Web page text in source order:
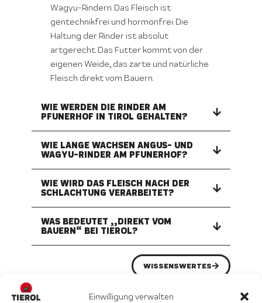
Einwilligung verwalten
Wagyu-Rindern. Das Fleisch ist
gentechnikfrei und hormonfrei. Die
Haltung der Rinder ist absolut
artgerecht. Das Futter kommt von der
eigenen Weide, das zarte und natürliche
Fleisch direkt vom Bauern.
WIE WERDEN DIE RINDER AM
PFUNERHOF IN TIROL GEHALTEN?
WIE LANGE WACHSEN ANGUS- UND
WAGYU-RINDER AM PFUNERHOF?
WIE WIRD DAS FLEISCH NACH DER
SCHLACHTUNG VERARBEITET?
WAS BEDEUTET „„DIREKT VOM
BAUERN“ BEI TIEROL?
WISSENSWERTES